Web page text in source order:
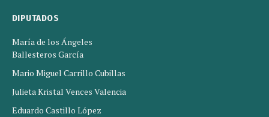
DIPUTADOS
María de los Ángeles
Ballesteros García
Mario Miguel Carrillo Cubillas
Julieta Kristal Vences Valencia
Eduardo Castillo López